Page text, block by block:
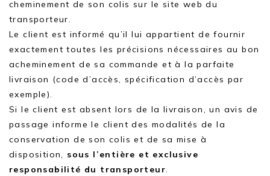
cheminement de son colis sur le site web du
transporteur.
Le client est informé qu’il lui appartient de fournir
exactement toutes les précisions nécessaires au bon
acheminement de sa commande et à la parfaite
livraison (code d’accès, spécification d’accès par
exemple).
Si le client est absent lors de la livraison, un avis de
passage informe le client des modalités de la
conservation de son colis et de sa mise à
disposition, sous l’entière et exclusive
responsabilité du transporteur.